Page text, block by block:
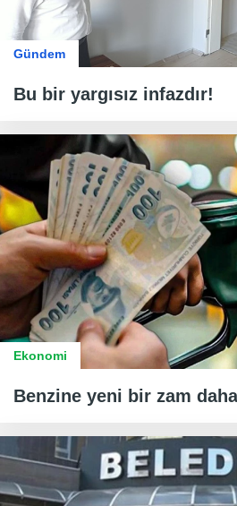
Gündem
Bu bir yargısız infazdır!
Ekonomi
Benzine yeni bir zam